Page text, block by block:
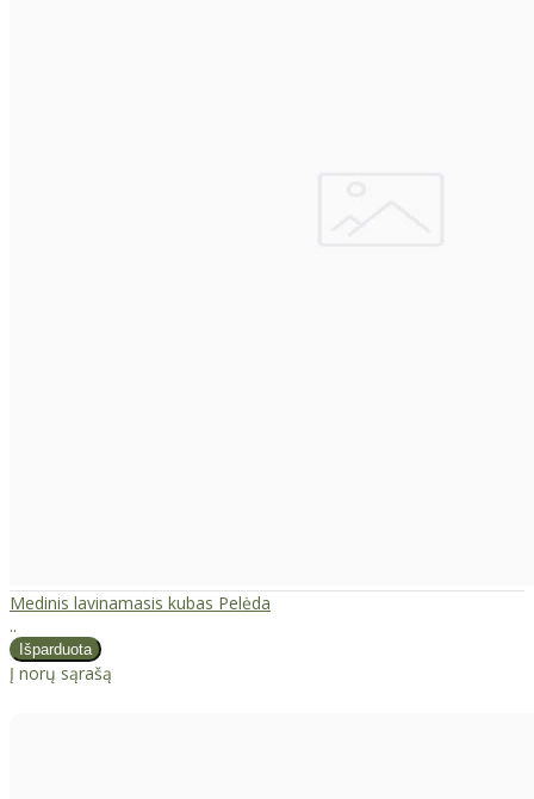
Medinis lavinamasis kubas Pelėda
..
Į norų sąrašą